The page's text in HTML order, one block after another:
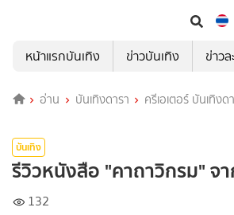
หน้าแรกบันเทิง
ข่าวบันเทิง ข่าว
อ่าน บันเทิงดารา ครีเอเตอร์ บันเทิงด
บันเทิง
รีวิวหนังสือ "คาถาวิกรม" จ
132